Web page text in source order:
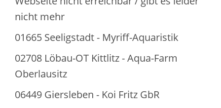
nicht mehr
01665 Seeligstadt - Myriff-Aquaristik
02708 Löbau-OT Kittlitz - Aqua-Farm
Oberlausitz
06449 Giersleben - Koi Fritz GbR